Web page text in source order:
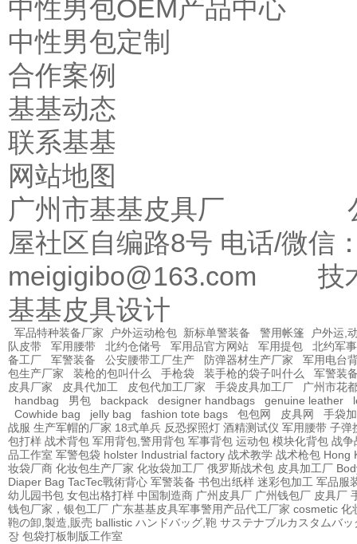
中性男包OEM产品中心
中性男包定制
合作案例
基基动态
联系基基
网站地图
广州市基基皮具厂 公司
屋社区自编路8号 电话/微
meigigibo@163.com 技
基基皮具设计
军品特种装备厂家 户外运动枪包 新标单警装备 警用帐篷
户外运,
队皮带
军用腰带 北约仓储号 军用品官方网站 军用提包
北约军
备工厂
军警装备 公安腰带工厂生产 防弹器材生产厂家
军用电台
包生产厂家
装枪的包叫什么 手枪袋 装手枪的袋子叫什么
军警装
皮具厂家
皮具代加工 皮包代加工厂家 手袋皮具加工厂
广州市花
handbag
男包 backpack designer handbags genuine leather
Cowhide bag
jelly bag fashion tote bags 包包网 皮具网
手袋
战服 生产军帽的厂家 18式单兵 反恐探照灯 酒精测试仪 军用腰带 子弹
包打样 战术背包 军用背包,警用背包 军事背包 运动包 模块化背包 战争
品工作室 军警包袋 holster Industrial factory 战术教学 战术枪包 Hong
妆袋厂商 化妆包生产厂家 化妆袋加工厂 俄罗斯战术包 皮具加工厂
Diaper Bag TacTec戰術背心 军警装备 书包出纸样 迷彩包加工 军品服
幼儿园书包 女包出格打样 中国制造商 广州皮具厂 广州钱包厂 皮具厂
钱包厂家，银包工厂 广东基基皮具军事警用产品代工厂家 cosmetic 化
鞄の卸,製造,販売 ballistic ハンドバッグ,鞄 サステナブルカスタムバッ
장 包袋打板制版工作室